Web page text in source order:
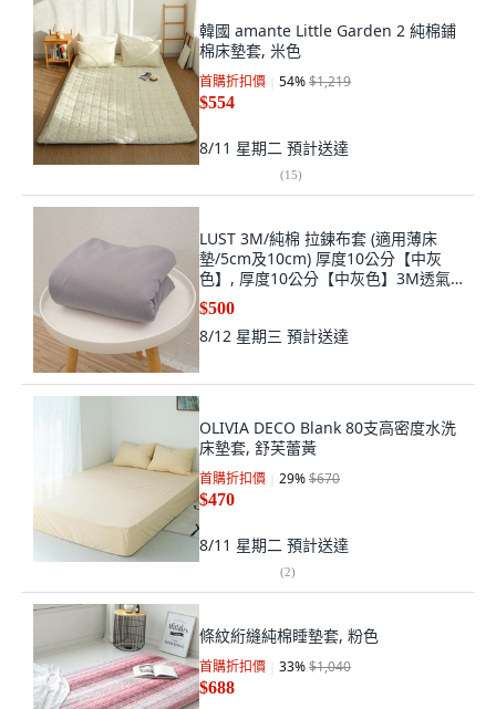
韓國 amante Little Garden 2 純棉鋪
棉床墊套, 米色
首購折扣價 54%$1,219
$554
8/11 星期二 預計送達
(15)
LUST 3M/純棉 拉鍊布套 (適用薄床
墊/5cm及10cm) 厚度10公分【中灰
色】, 厚度10公分【中灰色】3M透氣/
單品布套,3X6.2尺90X188CM
$500
8/12 星期三 預計送達
OLIVIA DECO Blank 80支高密度水洗
床墊套, 舒芙蕾黃
首購折扣價 29%$670
$470
8/11 星期二 預計送達
(2)
條紋絎縫純棉睡墊套, 粉色
首購折扣價 33%$1,040
$688